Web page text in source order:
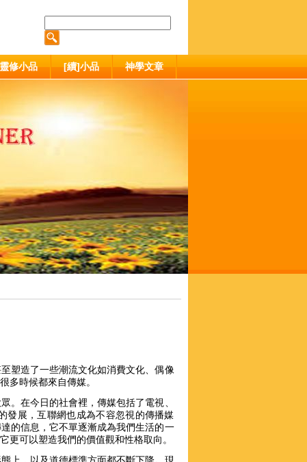
修小品 [續]小品 神學文章
塑造了一些潮流文化如消費文化、偶像
多時候都來自傳媒。
。在今日的社會裡，傳媒包括了電視、
發展，互聯網也成為不容忽視的傳播媒
的信息，它不單逐漸成為我們生活的一
更可以塑造我們的價值觀和性格取向。